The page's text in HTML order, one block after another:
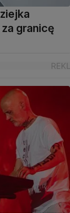
granicę